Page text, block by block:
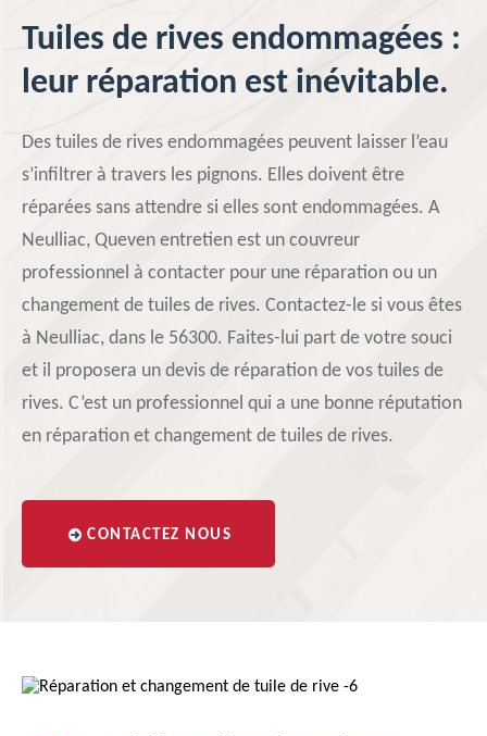
Tuiles de rives endommagées :
leur réparation est inévitable.
Des tuiles de rives endommagées peuvent laisser l’eau
s’infiltrer à travers les pignons. Elles doivent être
réparées sans attendre si elles sont endommagées. A
Neulliac, Queven entretien est un couvreur
professionnel à contacter pour une réparation ou un
changement de tuiles de rives. Contactez-le si vous êtes
à Neulliac, dans le 56300. Faites-lui part de votre souci
et il proposera un devis de réparation de vos tuiles de
rives. C’est un professionnel qui a une bonne réputation
en réparation et changement de tuiles de rives.
CONTACTEZ NOUS